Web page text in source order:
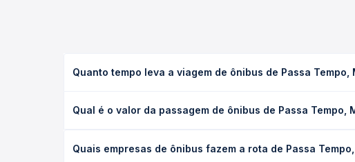
Quanto tempo leva a viagem de ônibus de Passa
tipo de serviço (convencional, executivo ou leito) e as
Qual é o valor da passagem de ônibus de Passa
da viagem, a empresa, o tipo de poltrona e a antecedência
Quais empresas de ônibus fazem a rota de Passa